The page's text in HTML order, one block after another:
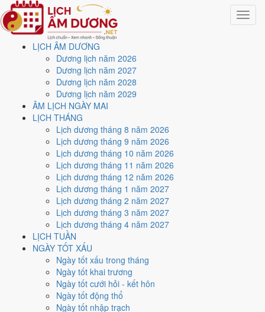
Toggle
LỊCH ÂM DƯƠNG
Dương lịch năm 2026
Dương lịch năm 2027
Dương lịch năm 2028
Dương lịch năm 2029
ÂM LỊCH NGÀY MAI
LỊCH THÁNG
Lịch dương tháng 8 năm 2026
Lịch dương tháng 9 năm 2026
Lịch dương tháng 10 năm 2026
Lịch dương tháng 11 năm 2026
Lịch dương tháng 12 năm 2026
Lịch dương tháng 1 năm 2027
Lịch dương tháng 2 năm 2027
Lịch dương tháng 3 năm 2027
Lịch dương tháng 4 năm 2027
LỊCH TUẦN
NGÀY TỐT XẤU
Ngày tốt xấu trong tháng
Ngày tốt khai trương
Ngày tốt cưới hỏi - kết hôn
Ngày tốt động thổ
Ngày tốt nhập trạch
Trang chủ
Lịch năm 1998
Lịch âm dương năm 1998 -
Mậu Dần · Thất Xích Đoài
Nguyễn Minh An·Cập nhật: 30/07/2026
1998 (Mậu Dần), Tết Nguyên đán vào28/1/1998
Mậu Dần 1998có Thiên Can Mậu hành Thổ, Địa Chi Dần hành
Mộc. Nạp Âm làThành Đầu Thổhành Thổ. Hai hành Can và Chi Mộc
khắc Thổ (tương khắc), đó là nền khí của cả năm.
Cả năm có85 ngày đạt mức Tốt trở lên
này chấm theo thang 5 bậc dùng chung với trang chi tiết từng ngày,
không phải chỉ đếm ngày Hoàng Đạo.
Tết Nguyên đán rơi vào28/1/1998. Về phong thủy, sao Ngũ Hoàng
hướng Đông Bắc (Cấn)
Thânxung Thái Tuế, theo tục lệ thì nên làm lễ giải đầu